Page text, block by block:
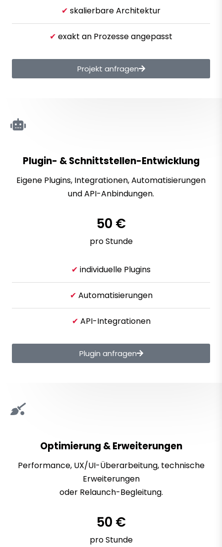
✔ skalierbare Architektur
✔ exakt an Prozesse angepasst
Projekt anfragen
Plugin- & Schnittstellen-Entwicklung
Eigene Plugins, Integrationen, Automatisierungen
und API-Anbindungen.
50 €
pro Stunde
✔ individuelle Plugins
✔ Automatisierungen
✔ API-Integrationen
Plugin anfragen
Optimierung & Erweiterungen
Performance, UX/UI-Überarbeitung, technische
Erweiterungen
oder Relaunch-Begleitung.
50 €
pro Stunde